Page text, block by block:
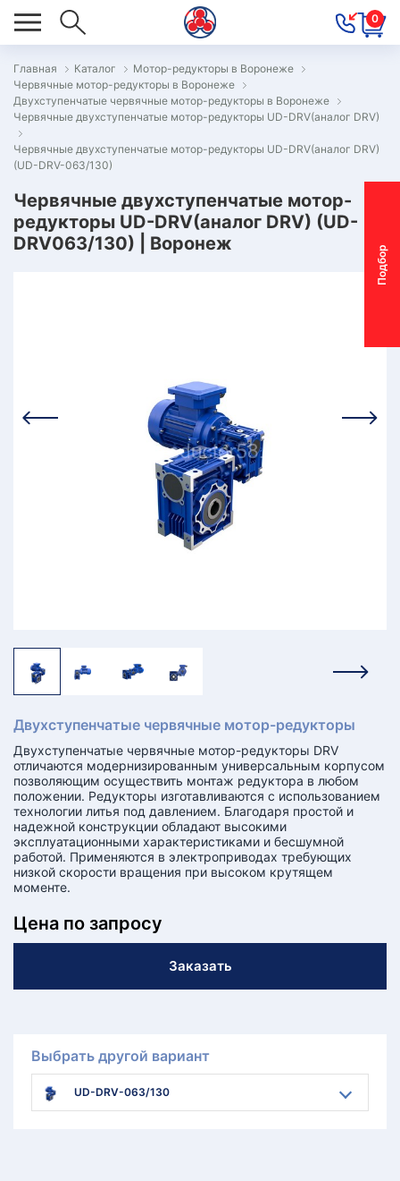
0
П
о
д
б
о
р
м
о
т
о
р
-
р
е
д
у
к
т
о
р
Главная Каталог
Мотор-редукторы в Воронеже
Червячные мотор-редукторы в Воронеже
Двухступенчатые червячные мотор-редукторы в Воронеже
Червячные двухступенчатые мотор-редукторы UD-DRV(аналог DRV)
Червячные двухступенчатые мотор-редукторы UD-DRV(аналог DRV)
(UD-DRV-063/130)
Червячные двухступенчатые мотор-
редукторы UD-DRV(аналог DRV) (UD-
DRV063/130) | Воронеж
Двухступенчатые червячные мотор-редукторы
Двухступенчатые червячные мотор-редукторы DRV
отличаются модернизированным универсальным корпусом
позволяющим осуществить монтаж редуктора в любом
положении. Редукторы изготавливаются с использованием
технологии литья под давлением. Благодаря простой и
надежной конструкции обладают высокими
эксплуатационными характеристиками и бесшумной
работой. Применяются в электроприводах требующих
низкой скорости вращения при высоком крутящем
моменте.
Цена по запросу
Заказать
Выбрать другой вариант
UD-DRV-063/130